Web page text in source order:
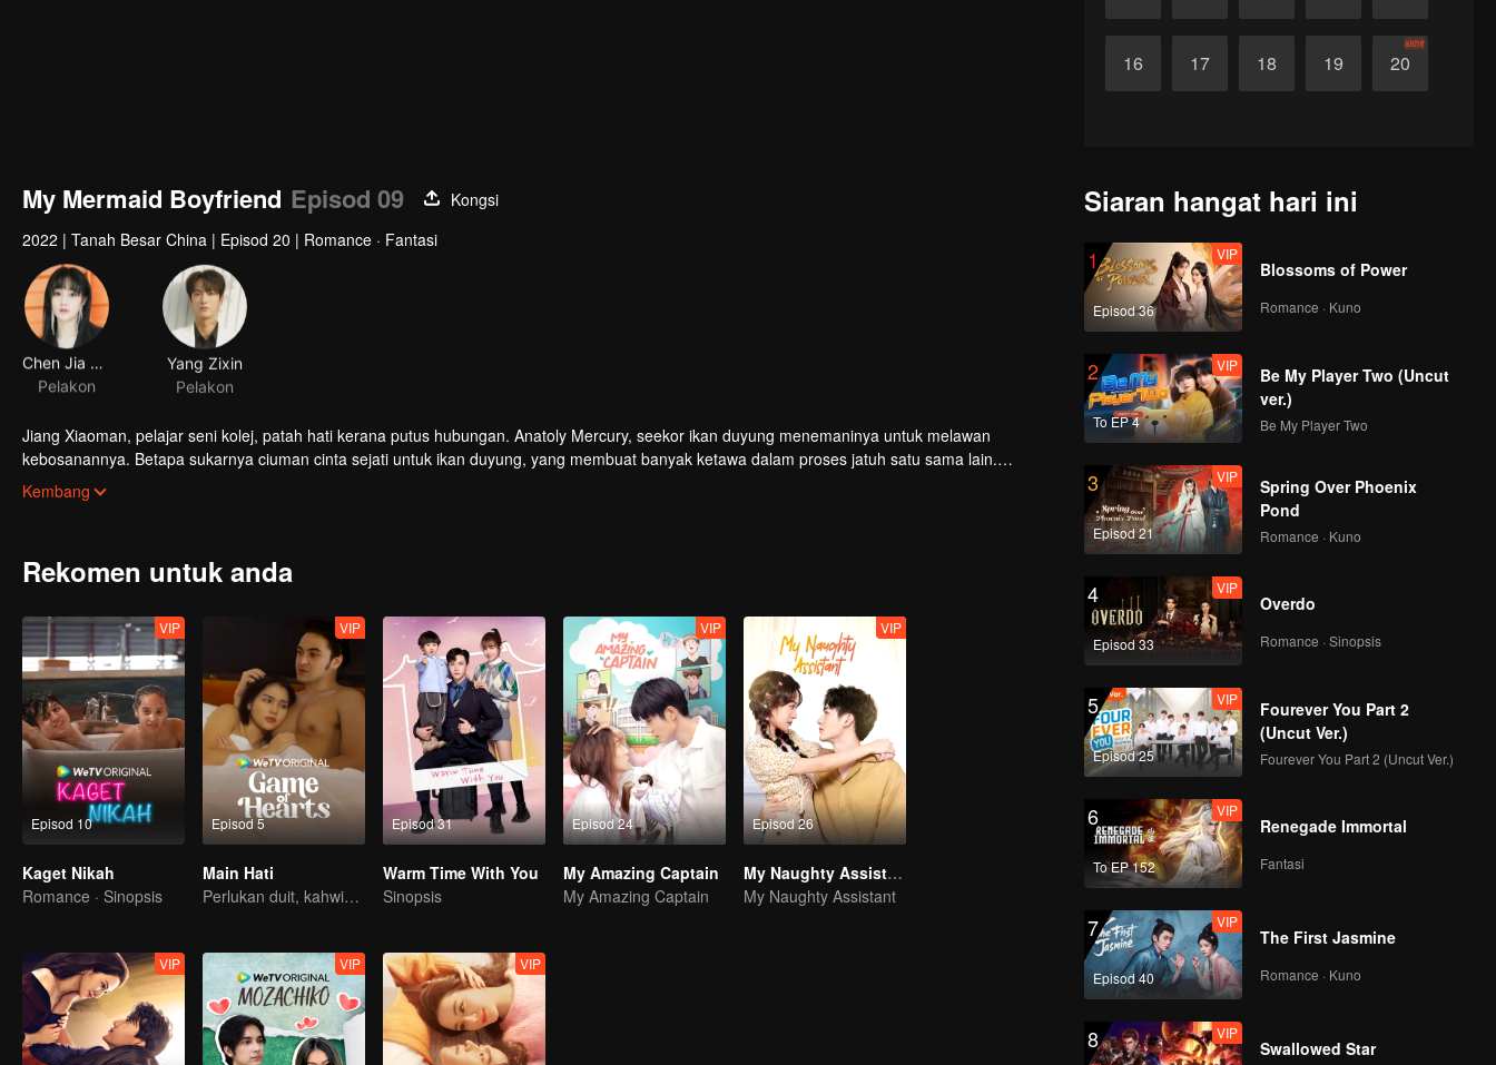
16 17 18 19 20
akhir
My Mermaid Boyfriend Episod 09
Kongsi
2022 | Tanah Besar China | Episod 20 | Romance · Fantasi
Chen Jia Wen
Pelakon
Yang Zixin
Pelakon
Jiang Xiaoman, pelajar seni kolej, patah hati kerana putus hubungan. Anatoly Mercury, seekor ikan duyung menemaninya untuk melawan
kebosanannya. Betapa sukarnya ciuman cinta sejati untuk ikan duyung, yang membuat banyak ketawa dalam proses jatuh satu sama lain.
Kewujudan Cheng Xi, senior Jiang Xiaoman, adakah dia akan menjadi risiko kepada pasangan itu? Walau bagaimanapun, jika anda percaya pada
cerita dongeng, ia sentiasa mempunyai pengakhiran yang bahagia.
Kembang
Rekomen untuk anda
Episod 10
VIP
Kaget Nikah
Romance · Sinopsis
Episod 5
VIP
Main Hati
Perlukan duit, kahwin kontrak penyelesaiannya?
Episod 31
Warm Time With You
Sinopsis
Episod 24
VIP
My Amazing Captain
My Amazing Captain
Episod 26
VIP
My Naughty Assistant
My Naughty Assistant
VIP VIP VIP
Siaran hangat hari ini
1
Episod 36
VIP
Blossoms of Power
Romance · Kuno
2
To EP 4
VIP
Be My Player Two (Uncut
ver.)
Be My Player Two
3
Episod 21
VIP
Spring Over Phoenix
Pond
Romance · Kuno
4
Episod 33
VIP
Overdo
Romance · Sinopsis
5
Episod 25
VIP
Fourever You Part 2
(Uncut Ver.)
Fourever You Part 2 (Uncut Ver.)
6
To EP 152
VIP
Renegade Immortal
Fantasi
7
Episod 40
VIP
The First Jasmine
Romance · Kuno
8 VIP
Swallowed Star